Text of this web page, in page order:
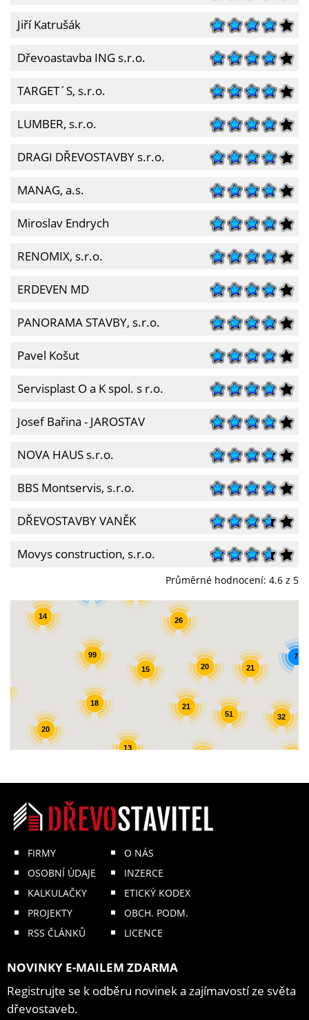
Jiří Katrušák
Dřevoastavba ING s.r.o.
TARGET´S, s.r.o.
LUMBER, s.r.o.
DRAGI DŘEVOSTAVBY s.r.o.
MANAG, a.s.
Miroslav Endrych
RENOMIX, s.r.o.
ERDEVEN MD
PANORAMA STAVBY, s.r.o.
Pavel Košut
Servisplast O a K spol. s r.o.
Josef Bařina - JAROSTAV
NOVA HAUS s.r.o.
BBS Montservis, s.r.o.
DŘEVOSTAVBY VANĚK
Movys construction, s.r.o.
Průměrné hodnocení: 4.6 z 5
51
18
15
32
21
99 7
20
20
14 26
21
13
3
FIRMY
OSOBNÍ ÚDAJE
KALKULAČKY
PROJEKTY
RSS ČLÁNKŮ
O NÁS
INZERCE
ETICKÝ KODEX
OBCH. PODM.
LICENCE
NOVINKY E-MAILEM ZDARMA
Registrujte se k odběru novinek a zajímavostí ze světa
dřevostaveb.